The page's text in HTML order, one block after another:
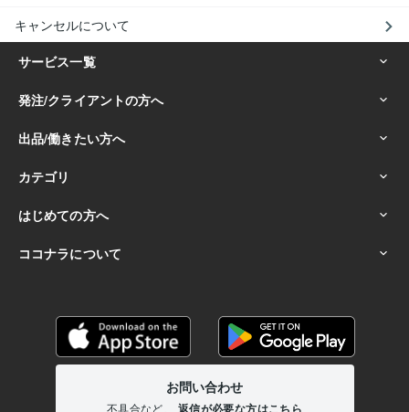
キャンセルについて